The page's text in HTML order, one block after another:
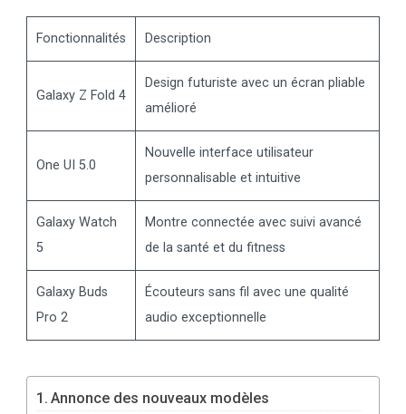
Fonctionnalités Description
Galaxy Z Fold 4
Design futuriste avec un écran pliable
amélioré
One UI 5.0
Nouvelle interface utilisateur
personnalisable et intuitive
Galaxy Watch
5
Montre connectée avec suivi avancé
de la santé et du fitness
Galaxy Buds
Pro 2
Écouteurs sans fil avec une qualité
audio exceptionnelle
Annonce des nouveaux modèles